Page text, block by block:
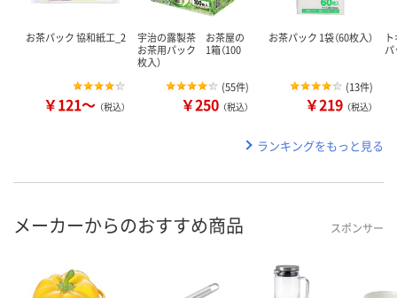
お茶パック 協和紙工_2
￥121～ （税込）
宇治の露製茶 お茶屋の
お茶用パック 1箱（100
枚入）
(55件)
￥250 （税込）
お茶パック 1袋（60枚入）
(13件)
￥219 （税込）
ランキングをもっと見る
メーカーからのおすすめ商品 スポンサー